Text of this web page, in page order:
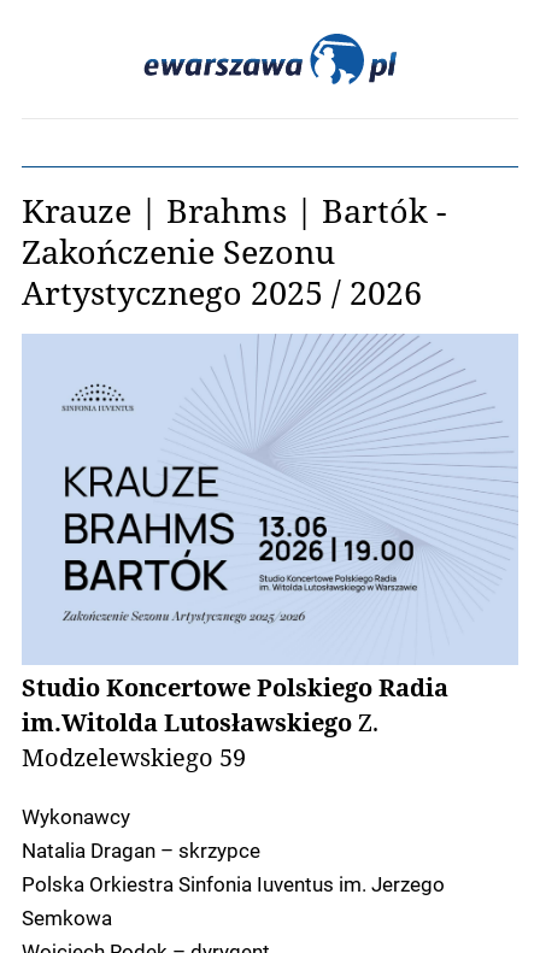
Krauze | Brahms | Bartók -
Zakończenie Sezonu
Artystycznego 2025 / 2026
Studio Koncertowe Polskiego Radia
im.Witolda Lutosławskiego Z.
Modzelewskiego 59
Wykonawcy
Natalia Dragan – skrzypce
Polska Orkiestra Sinfonia Iuventus im. Jerzego
Semkowa